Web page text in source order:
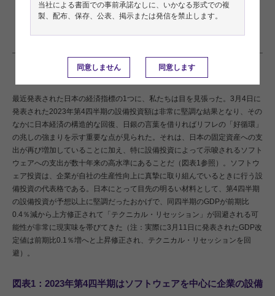
本稿は2024年3月6日発行の英語レポート「Why we should pay special attention
最近発表された日本の経済指標の1つに、私たちは目を見張った。3月4日に
発表された2023年第4四半期の設備投資額は非常に堅調な結果となり、その
なかに日本経済の構造的な回復、日銀の言葉を借りればリフレの「好循環」
の兆しの強まりを示す重要な点が見られた。それは、日本の固定資産への支
出が再び増加していることに加え、特に設備投資によって示唆されるソフト
ウェアへの支出が数十年来の高水準にあることだ（図表1参照）。ソフトウ
ェア投資は、企業が自社の生産性向上に真摯に取り組んでいるときに行う設
備投資の代表格である。日本にとって目先の明るい材料として、第4四半期
の設備投資が予想以上に堅調だったおかげで、同四半期のGDPが前期比
0.4％減から上方修正されて「テクニカル・リセッション」が回避される可
能性が非常に現実味を帯びてきた（注：実際に3月11日に発表されたGDP改
定値は前期比0.1％増へと上昇修正され、テクニカル・リセッションを回
避）。
図表1：2023年第4四半期はソフトウェアを中心に企業の設備
当社による書面での事前承諾なしに、いかなる形式での複
製、配布、保存、公表、掲示または発信を禁止します。
同意しません 同意します